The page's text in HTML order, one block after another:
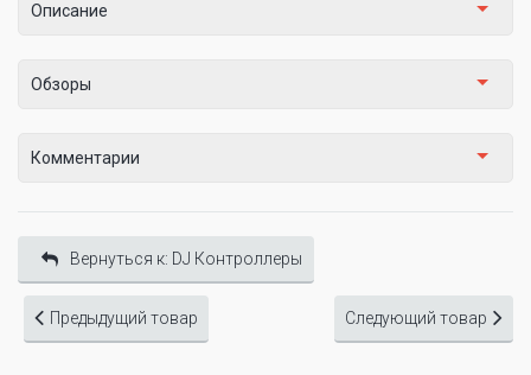
Описание
Обзоры
Комментарии
Вернуться к: DJ Контроллеры
Предыдущий товар Следующий товар